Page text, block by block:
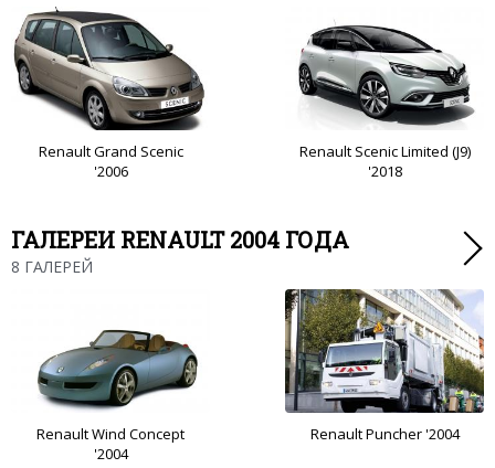
Renault Grand Scenic
'2006
Renault Scenic Limited (J9)
'2018
ГАЛЕРЕИ RENAULT 2004 ГОДА
8 ГАЛЕРЕЙ
Renault Wind Concept
'2004
Renault Puncher '2004